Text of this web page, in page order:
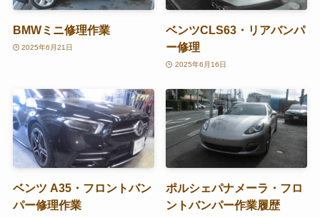
BMWミニ修理作業
2025年6月21日
ベンツCLS63・リアバンパ
ー修理
2025年6月16日
ベンツ A35・フロントバン
パー修理作業
ポルシェパナメーラ・フロ
ントバンパー作業履歴